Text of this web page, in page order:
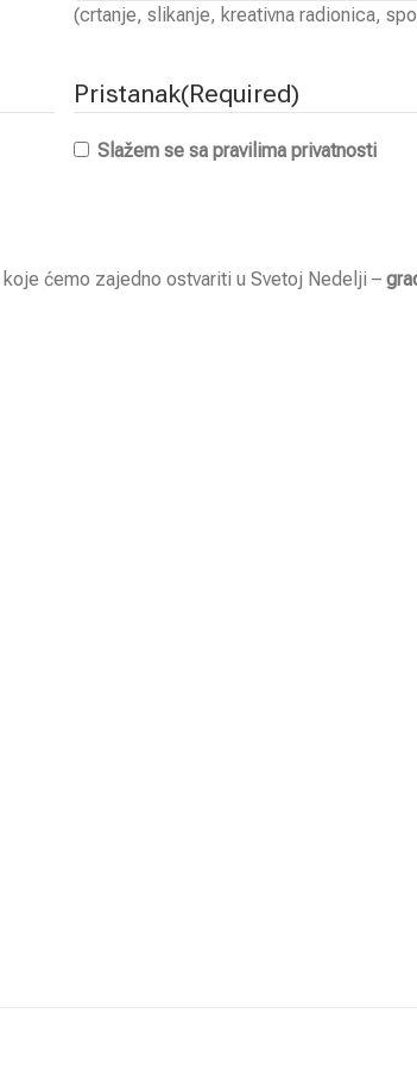
(crtanje, slikanje, kreativna radionica,
Pristanak(Required)
Slažem se sa pravilima privatnosti
koje ćemo zajedno ostvariti u Svetoj Nedelji –